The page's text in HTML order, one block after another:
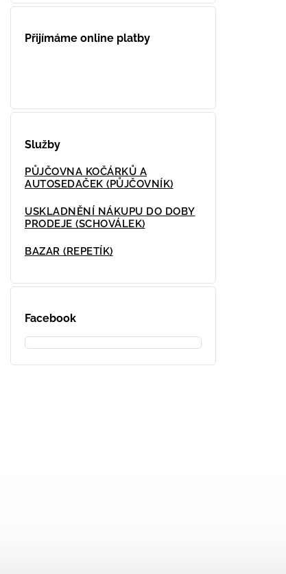
Přijímáme online platby
Služby
PŮJČOVNA KOČÁRKŮ A
AUTOSEDAČEK (PŮJČOVNÍK)
USKLADNĚNÍ NÁKUPU DO DOBY
PRODEJE (SCHOVÁLEK)
BAZAR (REPETÍK)
Facebook